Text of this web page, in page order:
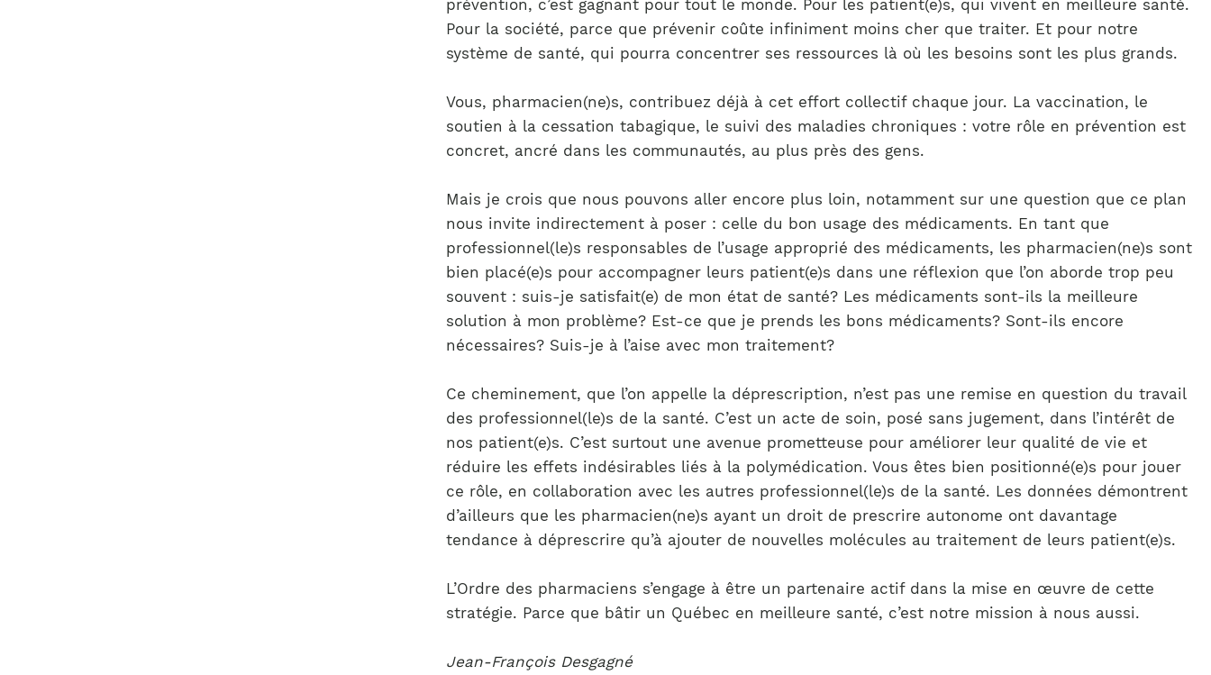
prévention, c’est gagnant pour tout le monde. Pour les patient(e)s, qui vivent en meilleure santé.
Pour la société, parce que prévenir coûte infiniment moins cher que traiter. Et pour notre
système de santé, qui pourra concentrer ses ressources là où les besoins sont les plus grands.
Vous, pharmacien(ne)s, contribuez déjà à cet effort collectif chaque jour. La vaccination, le
soutien à la cessation tabagique, le suivi des maladies chroniques : votre rôle en prévention est
concret, ancré dans les communautés, au plus près des gens.
Mais je crois que nous pouvons aller encore plus loin, notamment sur une question que ce plan
nous invite indirectement à poser : celle du bon usage des médicaments. En tant que
professionnel(le)s responsables de l’usage approprié des médicaments, les pharmacien(ne)s sont
bien placé(e)s pour accompagner leurs patient(e)s dans une réflexion que l’on aborde trop peu
souvent : suis-je satisfait(e) de mon état de santé? Les médicaments sont-ils la meilleure
solution à mon problème? Est-ce que je prends les bons médicaments? Sont-ils encore
nécessaires? Suis-je à l’aise avec mon traitement?
Ce cheminement, que l’on appelle la déprescription, n’est pas une remise en question du travail
des professionnel(le)s de la santé. C’est un acte de soin, posé sans jugement, dans l’intérêt de
nos patient(e)s. C’est surtout une avenue prometteuse pour améliorer leur qualité de vie et
réduire les effets indésirables liés à la polymédication. Vous êtes bien positionné(e)s pour jouer
ce rôle, en collaboration avec les autres professionnel(le)s de la santé. Les données démontrent
d’ailleurs que les pharmacien(ne)s ayant un droit de prescrire autonome ont davantage
tendance à déprescrire qu’à ajouter de nouvelles molécules au traitement de leurs patient(e)s.
L’Ordre des pharmaciens s’engage à être un partenaire actif dans la mise en œuvre de cette
stratégie. Parce que bâtir un Québec en meilleure santé, c’est notre mission à nous aussi.
Jean-François Desgagné